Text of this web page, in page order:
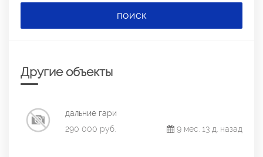
ПОИСК
Другие объекты
дальние гари
290 000 руб.
9 мес. 13 д. назад